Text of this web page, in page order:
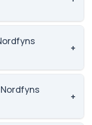
for
+
2.
+